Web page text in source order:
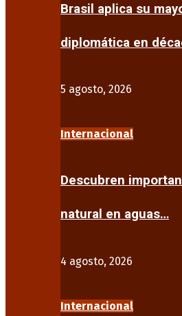
Brasil aplica su
diplomática en
5 agosto, 2026
Internacional
Descubren
natural en aguas…
4 agosto, 2026
Internacional